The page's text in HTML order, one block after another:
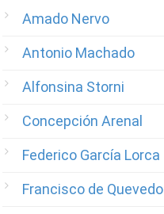
Amado Nervo
Antonio Machado
Alfonsina Storni
Concepción Arenal
Federico García Lorca
Francisco de Quevedo